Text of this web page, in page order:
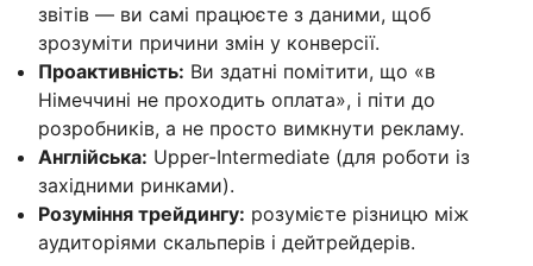
звітів — ви самі працюєте з даними, щоб
зрозуміти причини змін у конверсії.
Проактивність: Ви здатні помітити, що «в
Німеччині не проходить оплата», і піти до
розробників, а не просто вимкнути рекламу.
Англійська: Upper-Intermediate (для роботи із
західними ринками).
Розуміння трейдингу: розумієте різницю між
аудиторіями скальперів і дейтрейдерів.